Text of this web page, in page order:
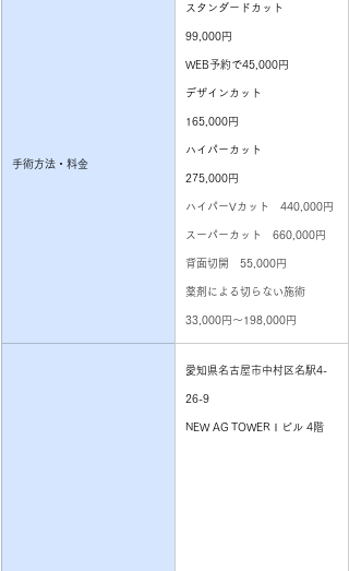
手術方法・料金
スタンダードカット
99,000円
WEB予約で45,000円
デザインカット
165,000円
ハイパーカット
275,000円
ハイパーVカット　440,000円
スーパーカット　660,000円
背面切開　55,000円
薬剤による切らない施術
33,000円～198,000円
愛知県名古屋市中村区名駅4-
26-9
NEW AG TOWERⅠビル 4階